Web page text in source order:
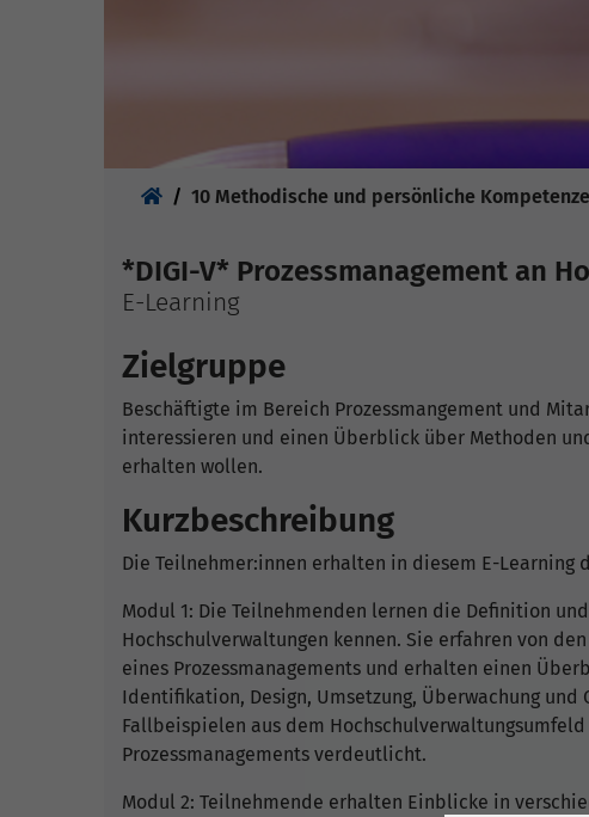
10 Methodische und persönliche
*DIGI-V* Prozessmanagement an
E-Learning
Zielgruppe
Beschäftigte im Bereich Prozessmangement und
interessieren und einen Überblick über Methoden
erhalten wollen.
Kurzbeschreibung
Die Teilnehmer:innen erhalten in diesem E-Learning
Modul 1: Die Teilnehmenden lernen die Definition
Hochschulverwaltungen kennen. Sie erfahren von
eines Prozessmanagements und erhalten einen
Identifikation, Design, Umsetzung, Überwachung
Fallbeispielen aus dem
Prozessmanagements verdeutlicht.
Modul 2: Teilnehmende erhalten Einblicke in